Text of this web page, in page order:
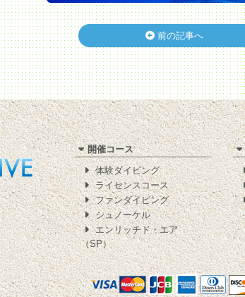
前の記事へ
開催コース
体験ダイビング
ライセンスコース
ファンダイビング
シュノーケル
エンリッチド・エア
（SP）